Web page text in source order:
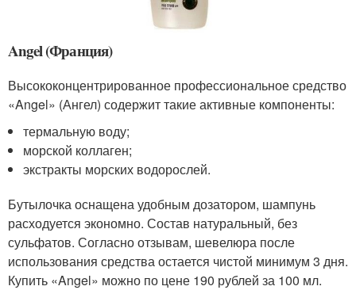
Angel (Франция)
Высококонцентрированное профессиональное средство
«Angel» (Ангел) содержит такие активные компоненты:
термальную воду;
морской коллаген;
экстракты морских водорослей.
Бутылочка оснащена удобным дозатором, шампунь
расходуется экономно. Состав натуральный, без
сульфатов. Согласно отзывам, шевелюра после
использования средства остается чистой минимум 3 дня.
Купить «Angel» можно по цене 190 рублей за 100 мл.